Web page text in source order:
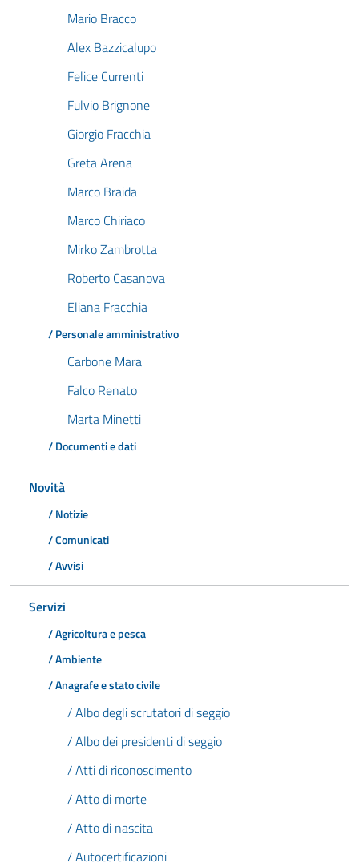
Mario Bracco
Alex Bazzicalupo
Felice Currenti
Fulvio Brignone
Giorgio Fracchia
Greta Arena
Marco Braida
Marco Chiriaco
Mirko Zambrotta
Roberto Casanova
Eliana Fracchia
/ Personale amministrativo
Carbone Mara
Falco Renato
Marta Minetti
/ Documenti e dati
Novità
/ Notizie
/ Comunicati
/ Avvisi
Servizi
/ Agricoltura e pesca
/ Ambiente
/ Anagrafe e stato civile
/ Albo degli scrutatori di seggio
/ Albo dei presidenti di seggio
/ Atti di riconoscimento
/ Atto di morte
/ Atto di nascita
/ Autocertificazioni